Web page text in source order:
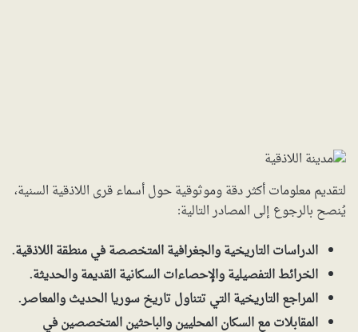
لتقديم معلومات أكثر دقة وموثوقية حول أسماء قرى اللاذقية السنية،
يُنصح بالرجوع إلى المصادر التالية:
الدراسات التاريخية والجغرافية المتخصصة في منطقة اللاذقية.
الخرائط التفصيلية والإحصاءات السكانية القديمة والحديثة.
المراجع التاريخية التي تتناول تاريخ سوريا الحديث والمعاصر.
المقابلات مع السكان المحليين والباحثين المتخصصين في